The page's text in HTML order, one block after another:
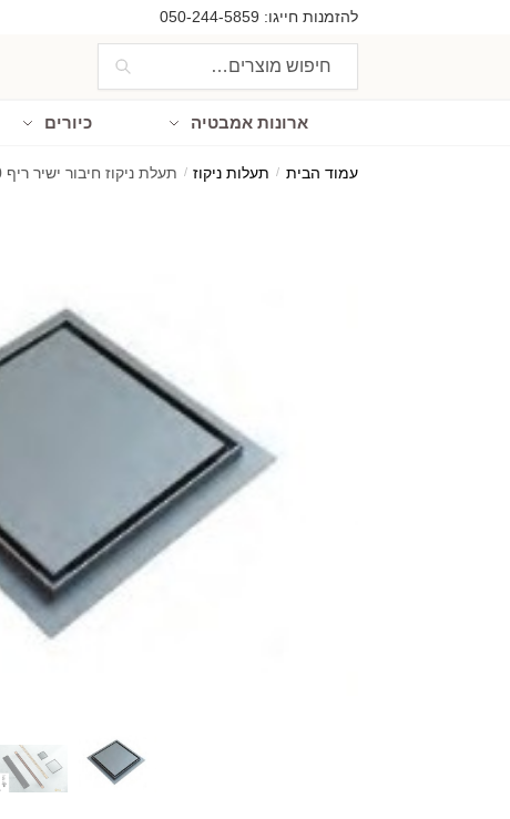
להזמנות חייגו: 050-244-5859
חיפוש
ארונות אמבטיה כיורים
עמוד הבית / תעלות ניקוז / תעלת ניקוז חיבור ישיר ריף 10/10 או 15/15 ס"מ גוון גרפיט מוברש